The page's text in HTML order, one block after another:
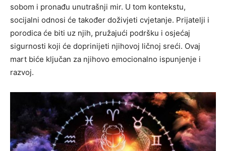
sobom i pronađu unutrašnji mir. U tom kontekstu,
socijalni odnosi će također doživjeti cvjetanje. Prijatelji i
porodica će biti uz njih, pružajući podršku i osjećaj
sigurnosti koji će doprinijeti njihovoj ličnoj sreći. Ovaj
mart biće ključan za njihovo emocionalno ispunjenje i
razvoj.